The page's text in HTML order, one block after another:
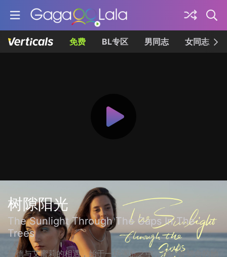
免费 BL专区 男同志 女同志
树隙阳光
The Sunlight Through The Gaps In The
Trees
茱德与艾蜜莉的相遇，始于一场溷乱之中，身心皆契合的她